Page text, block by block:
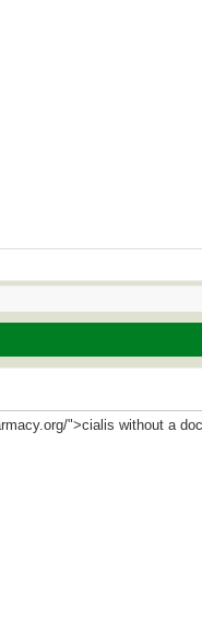
">cialis without a